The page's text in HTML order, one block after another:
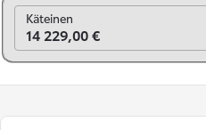
Vaihda rahoitukseen
Käteinen
14 229,00 €